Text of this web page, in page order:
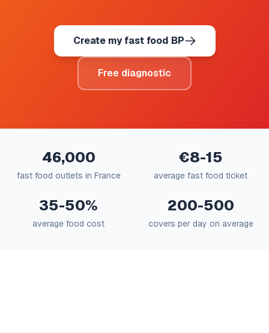
Create my fast food BP
Free diagnostic
46,000
fast food outlets in France
€8-15
average fast food ticket
35-50%
average food cost
200-500
covers per day on average